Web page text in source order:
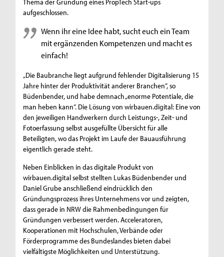
Thema der Gründung eines PropTech Start-ups
aufgeschlossen.
Wenn ihr eine Idee habt, sucht euch ein Team
mit ergänzenden Kompetenzen und macht es
einfach!
„Die Baubranche liegt aufgrund fehlender Digitalisierung 15
Jahre hinter der Produktivität anderer Branchen“, so
Büdenbender, und habe demnach „enorme Potentiale, die
man heben kann“. Die Lösung von wirbauen.digital: Eine von
den jeweiligen Handwerkern durch Leistungs-, Zeit- und
Fotoerfassung selbst ausgefüllte Übersicht für alle
Beteiligten, wo das Projekt im Laufe der Bauausführung
eigentlich gerade steht.
Neben Einblicken in das digitale Produkt von
wirbauen.digital selbst stellten Lukas Büdenbender und
Daniel Grube anschließend eindrücklich den
Gründungsprozess ihres Unternehmens vor und zeigten,
dass gerade in NRW die Rahmenbedingungen für
Gründungen verbessert werden. Acceleratoren,
Kooperationen mit Hochschulen, Verbände oder
Förderprogramme des Bundeslandes bieten dabei
vielfältigste Möglichkeiten und Unterstützung.